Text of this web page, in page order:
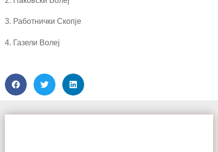
3. Работнички Скопје
4. Газели Волеј